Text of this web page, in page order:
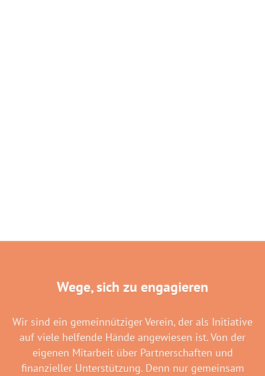
Wege, sich zu engagieren
Wir sind ein gemeinnütziger Verein, der als Initiative
auf viele helfende Hände angewiesen ist. Von der
eigenen Mitarbeit über Partnerschaften und
finanzieller Unterstützung. Denn nur gemeinsam